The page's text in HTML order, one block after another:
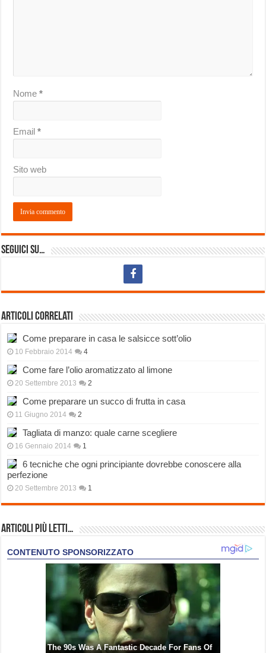
Nome*
Email*
Sito web
Seguici su…
Articoli correlati
Come preparare in casa le salsicce sott’olio
10 Febbraio 2014 4
Come fare l’olio aromatizzato al limone
20 Settembre 2013 2
Come preparare un succo di frutta in casa
11 Giugno 2014 2
Tagliata di manzo: quale carne scegliere
16 Gennaio 2014 1
6 tecniche che ogni principiante dovrebbe conoscere alla
perfezione
20 Settembre 2013 1
Articoli più Letti…